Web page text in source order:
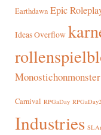
Earthdawn Epic
Ideas Overflow
Monostichonmonster
Carnival RPGaDay
Industries